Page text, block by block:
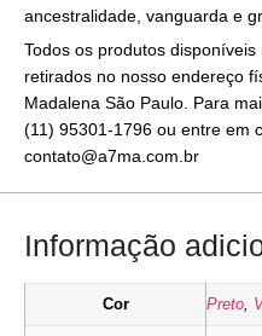
ancestralidade, vanguarda e
Todos os produtos
retirados no nosso endereço
Madalena São Paulo. Para
(11) 95301-1796 ou entre em
contato@a7ma.com.br
Informação
Cor Preto